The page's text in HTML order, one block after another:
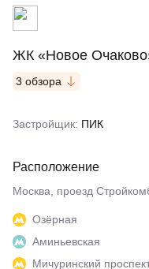
ЖК «Новое
3 обзора
Застройщик: ПИК
Расположение
Москва, проезд
Озёрная
Аминьевская
Мичуринский